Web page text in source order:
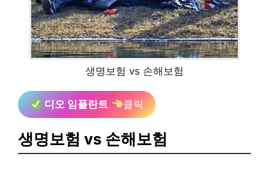
생명보험 vs 손해보험
디오 임플란트 클릭
생명보험 vs 손해보험